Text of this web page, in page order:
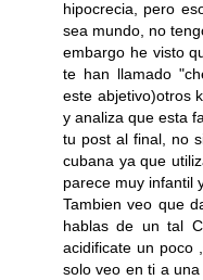
hipocrecia, pero
sea mundo, no
embargo he visto
te han llamado
este abjetivo)otros
y analiza que esta
tu post al final, no
cubana ya que
parece muy infantil
Tambien veo que
hablas de un tal
acidificate un poco
solo veo en ti a